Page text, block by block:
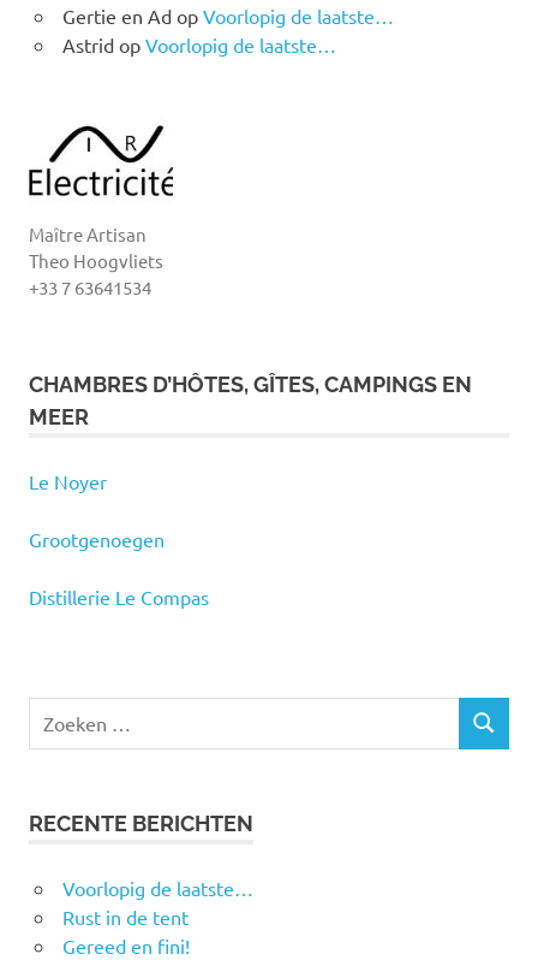
Gertie en Adop Voorlopig de laatste…
Astridop Voorlopig de laatste…
Maître Artisan
Theo Hoogvliets
+33 7 63641534
CHAMBRES D’HÔTES, GÎTES, CAMPINGS EN
MEER
Le Noyer
Grootgenoegen
Distillerie Le Compas
RECENTE BERICHTEN
Voorlopig de laatste…
Rust in de tent
Gereed en fini!